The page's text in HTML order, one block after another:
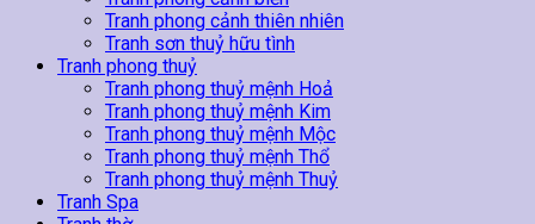
Tranh phong cảnh thiên nhiên
Tranh sơn thuỷ hữu tình
Tranh phong thuỷ
Tranh phong thuỷ mệnh Hoả
Tranh phong thuỷ mệnh Kim
Tranh phong thuỷ mệnh Mộc
Tranh phong thuỷ mệnh Thổ
Tranh phong thuỷ mệnh Thuỷ
Tranh Spa